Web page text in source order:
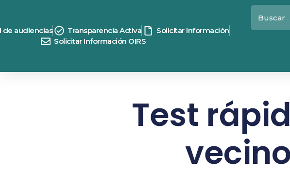
de audiencias Transparencia Activa
Solicitar Información
Solicitar Información OIRS
Test